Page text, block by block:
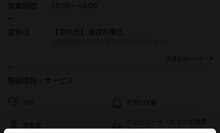
営業時間 10:00～18:00
定休日 【定休日】毎週月曜日
営業日カレンダー
施設情報・ サービス
AED 子供110番
授乳室
ベビーシート（おむつ交換用
シート）